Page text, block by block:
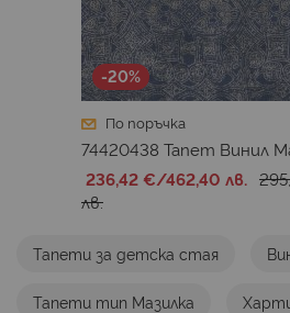
-20%
По поръчка
74420438 Тапет Винил
236,42 €/462,40 лв.
лв.
Тапети за детска стая
Тапети тип Мазилка